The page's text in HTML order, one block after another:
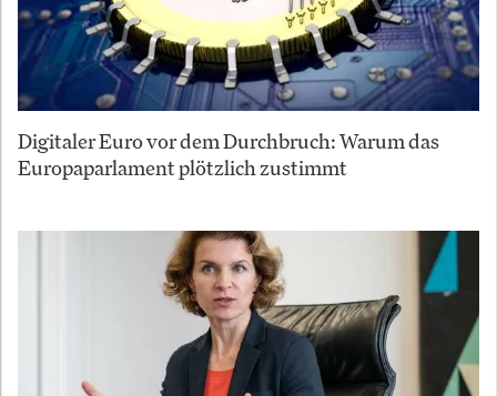
Digitaler Euro vor dem Durchbruch: Warum das
Europaparlament plötzlich zustimmt